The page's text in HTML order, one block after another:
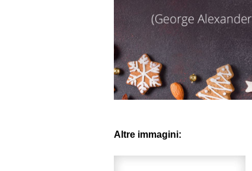
Altre immagini: